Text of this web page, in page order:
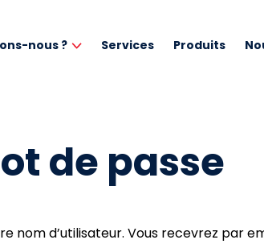
nous ? Services Produits
de passe
nom d’utilisateur. Vous recevrez par